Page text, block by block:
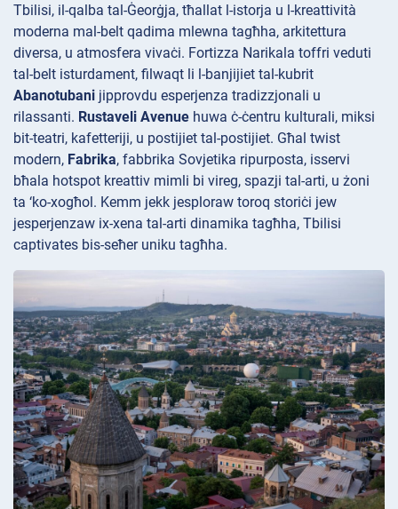
Tbilisi, il-qalba tal-Ġeorġja, tħallat l-istorja u l-kreattività
moderna mal-belt qadima mlewna tagħha, arkitettura
diversa, u atmosfera vivaċi. Fortizza Narikala toffri veduti
tal-belt isturdament, filwaqt li l-banjijiet tal-kubrit
Abanotubani jipprovdu esperjenza tradizzjonali u
rilassanti. Rustaveli Avenue huwa ċ-ċentru kulturali, miksi
bit-teatri, kafetteriji, u postijiet tal-postijiet. Għal twist
modern, Fabrika, fabbrika Sovjetika ripurposta, isservi
bħala hotspot kreattiv mimli bi vireg, spazji tal-arti, u żoni
ta ‘ko-xogħol. Kemm jekk jesploraw toroq storiċi jew
jesperjenzaw ix-xena tal-arti dinamika tagħha, Tbilisi
captivates bis-seħer uniku tagħha.